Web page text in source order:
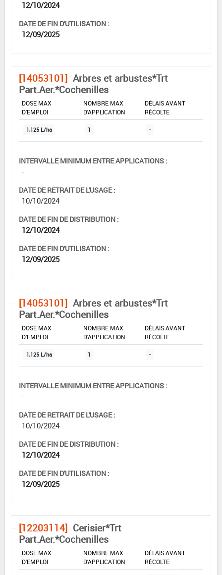
12/10/2024
DATE DE FIN D'UTILISATION :
12/09/2025
[14053101] Arbres et arbustes*Trt
Part.Aer.*Cochenilles
DOSE MAX
D'EMPLOI
NOMBRE MAX
D'APPLICATION
DÉLAIS AVANT
RÉCOLTE
1,125 L/ha 1 -
INTERVALLE MINIMUM ENTRE APPLICATIONS :
-
DATE DE RETRAIT DE L'USAGE :
10/10/2024
DATE DE FIN DE DISTRIBUTION :
12/10/2024
DATE DE FIN D'UTILISATION :
12/09/2025
[14053101] Arbres et arbustes*Trt
Part.Aer.*Cochenilles
DOSE MAX
D'EMPLOI
NOMBRE MAX
D'APPLICATION
DÉLAIS AVANT
RÉCOLTE
1,125 L/ha 1 -
INTERVALLE MINIMUM ENTRE APPLICATIONS :
-
DATE DE RETRAIT DE L'USAGE :
10/10/2024
DATE DE FIN DE DISTRIBUTION :
12/10/2024
DATE DE FIN D'UTILISATION :
12/09/2025
[12203114] Cerisier*Trt
Part.Aer.*Cochenilles
DOSE MAX
D'EMPLOI
NOMBRE MAX
D'APPLICATION
DÉLAIS AVANT
RÉCOLTE